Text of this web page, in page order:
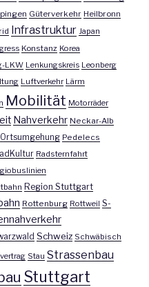
Güterverkehr Heilbronn
Infrastruktur Japan
Konstanz Korea
LKW Lenkungskreis Leonberg
Luftverkehr Lärm
Mobilität Motorräder
Nahverkehr Neckar-Alb
Ortsumgehung Pedelecs
Radsternfahrt
Region Stuttgart
Rottenburg Rottweil S-
Schweiz Schwäbisch
Stau Strassenbau
Stuttgart